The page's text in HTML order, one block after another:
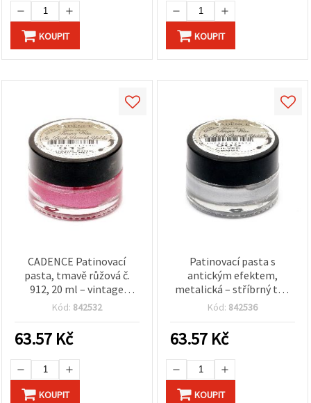
KOUPIT KOUPIT
CADENCE Patinovací
pasta, tmavě růžová č.
912, 20 ml – vintage
patina pro nábytek,
Kód: 842532
63.57 Kč
KOUPIT
Patinovací pasta s
antickým efektem,
metalická – stříbrný tón
905, 20 ml kelímek,
vtíratelná povrchová
úprava pro kreativní
tvoření, nábytek, rámečky
a patinové akcenty
Kód: 842536
63.57 Kč
KOUPIT